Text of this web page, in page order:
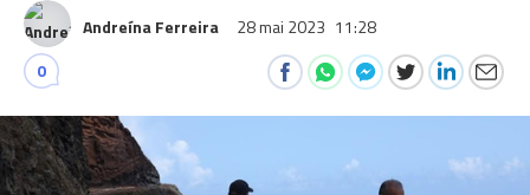
Andreína Ferreira 28 mai 2023 11:28
0